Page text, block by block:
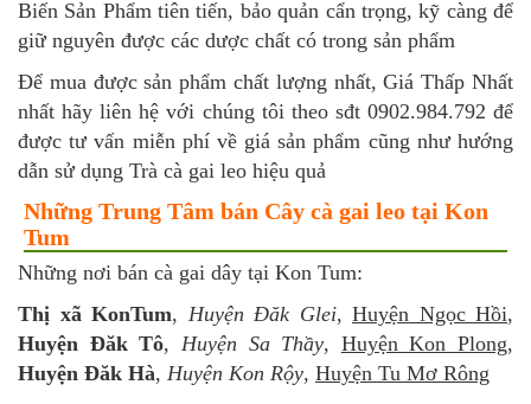
Biến Sản Phẩm tiên tiến, bảo quản cẩn trọng, kỹ càng để
giữ nguyên được các dược chất có trong sản phẩm
Để mua được sản phẩm chất lượng nhất, Giá Thấp Nhất
nhất hãy liên hệ với chúng tôi theo sđt 0902.984.792 để
được tư vấn miễn phí về giá sản phẩm cũng như hướng
dẫn sử dụng Trà cà gai leo hiệu quả
Những Trung Tâm bán Cây cà gai leo tại Kon
Tum
Những nơi bán cà gai dây tại Kon Tum:
Thị xã KonTum, Huyện Đăk Glei, Huyện Ngọc Hồi,
Huyện Đăk Tô, Huyện Sa Thầy, Huyện Kon Plong,
Huyện Đăk Hà, Huyện Kon Rộy, Huyện Tu Mơ Rông